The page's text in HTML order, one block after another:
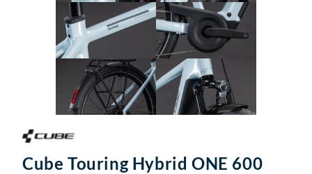
Cube Touring Hybrid ONE 600